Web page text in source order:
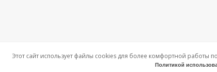
Этот сайт использует файлы cookies для более комфортной работы
Политикой